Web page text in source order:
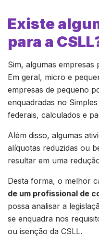
Existe
para a
Sim, algumas empresas
Em geral, micro e
empresas de pequeno
enquadradas no
federais, calculados e
Além disso, algumas
alíquotas reduzidas ou
resultar em uma
Desta forma, o melhor
de um profissional de
possa analisar a
se enquadra nos
ou isenção da CSLL.